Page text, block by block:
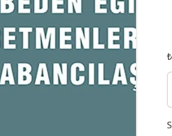
₺